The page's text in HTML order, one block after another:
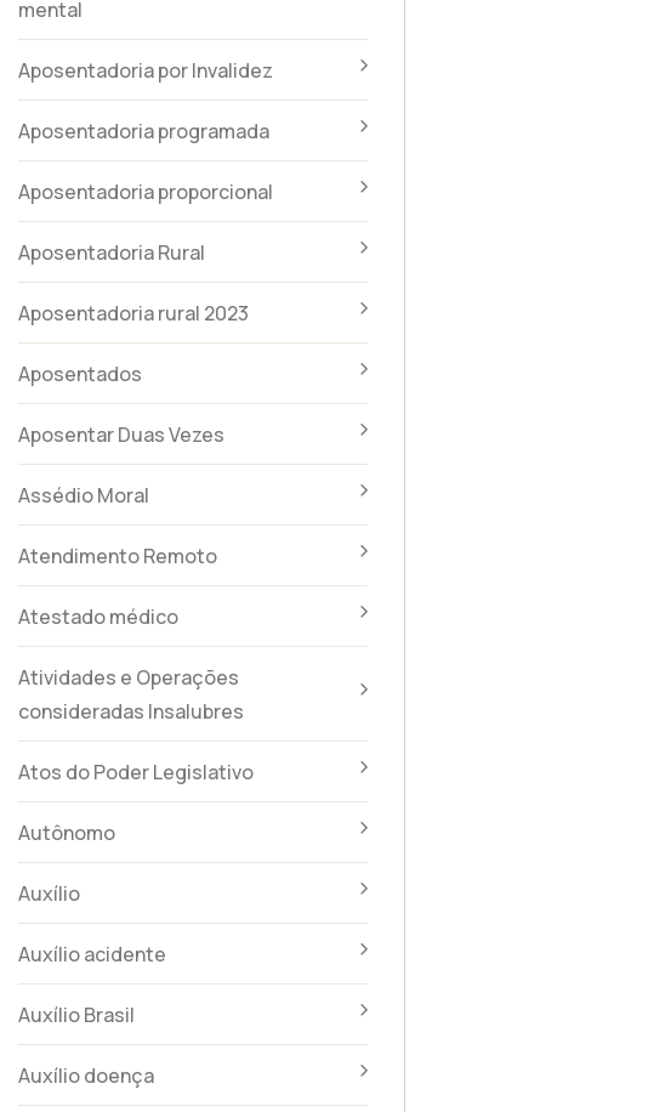
mental
Aposentadoria por Invalidez
Aposentadoria programada
Aposentadoria proporcional
Aposentadoria Rural
Aposentadoria rural 2023
Aposentados
Aposentar Duas Vezes
Assédio Moral
Atendimento Remoto
Atestado médico
Atividades e Operações
consideradas Insalubres
Atos do Poder Legislativo
Autônomo
Auxílio
Auxílio acidente
Auxílio Brasil
Auxílio doença